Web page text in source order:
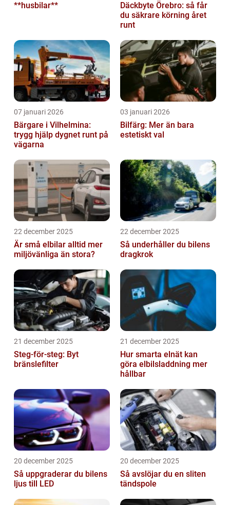
**husbilar**
Däckbyte Örebro: så får
du säkrare körning året
runt
07 januari 2026
Bärgare i Vilhelmina:
trygg hjälp dygnet runt på
vägarna
03 januari 2026
Bilfärg: Mer än bara
estetiskt val
22 december 2025
Är små elbilar alltid mer
miljövänliga än stora?
22 december 2025
Så underhåller du bilens
dragkrok
21 december 2025
Steg-för-steg: Byt
bränslefilter
21 december 2025
Hur smarta elnät kan
göra elbilsladdning mer
hållbar
20 december 2025
Så uppgraderar du bilens
ljus till LED
20 december 2025
Så avslöjar du en sliten
tändspole